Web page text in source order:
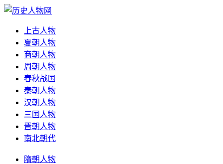
上古人物
夏朝人物
商朝人物
周朝人物
春秋战国
秦朝人物
汉朝人物
三国人物
晋朝人物
南北朝代
隋朝人物